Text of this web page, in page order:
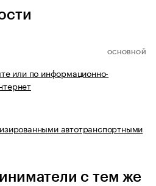
ОСНОВНОЙ
или по информационно-
автотранспортными
с тем же